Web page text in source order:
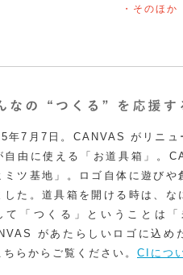
・そのほか
年7月7日。CANVAS がリニュ
自由に使える「お道具箱」。
ミツ基地」。ロゴ自体に遊び
した。道具箱を開ける時は、
て「つくる」ということは
があたらしいロゴに込め
ちらからご覧ください。 CIにつ